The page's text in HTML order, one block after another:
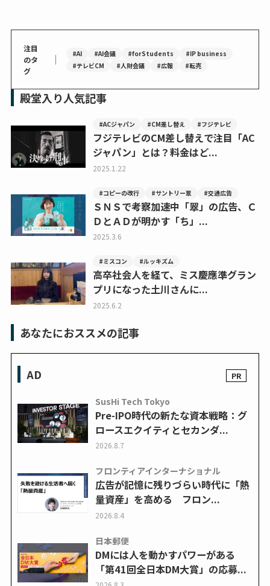
注目
のタ
グ
｜ #AI #AI会議 #forStudents
#IP business
#テレビCM
#人財会議 #広報 #転売
殿堂入り人気記事
#ACジャパン #CM差し替え #フジテレビ
フジテレビのCM差し替えで注目「AC
ジャパン」とは？料金はど...
2025.1.22
#コピーの改行 #サントリー翠 #交通広告
ＳＮＳで考察加速中「翠」の広告、Ｃ
ＤとＡＤが明かす「ち」...
2025.3.6
#ミスコン #ルッキズム
高卒社会人を経て、ミス慶應準グラン
プリになった土川さんに...
2025.6.2
あなたにおススメの記事
AD
SusHi Tech Tokyo
Pre-IPO時代の新たな資本戦略：グ
ロースエクイティとセカンダ...
2026.8.7
フロンティアインターナショナル
広告が記憶に残りづらい時代に「熱
量資産」を高める フロン...
2026.8.4
日本郵便
DMには人を動かすパワーがある
「第41回全日本DM大賞」の応募...